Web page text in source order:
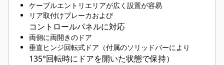
ケーブルエントリエリアが広く設置が容易
リア取付けブレーカおよび
コントロールパネルに対応
両側に両開きのドア
垂直ヒンジ回転式ドア（付属のソリッドバーにより
135°回転時にドアを開いた状態で保持）